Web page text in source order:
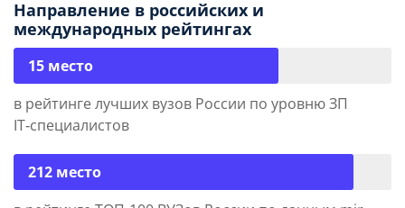
Направление в российских и
международных рейтингах
15 место
в рейтинге лучших вузов России по уровню ЗП
IT‑специалистов
212 место